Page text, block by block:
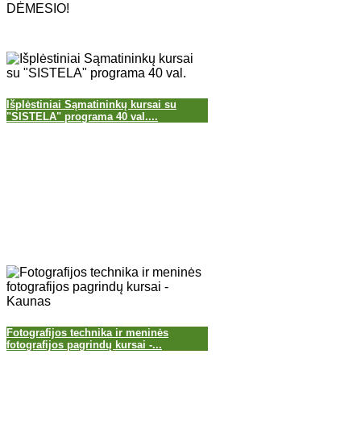
DĖMESIO!
Išplėstiniai Sąmatininkų kursai su
"SISTELA" programa 40 val....
Fotografijos technika ir meninės
fotografijos pagrindų kursai -...